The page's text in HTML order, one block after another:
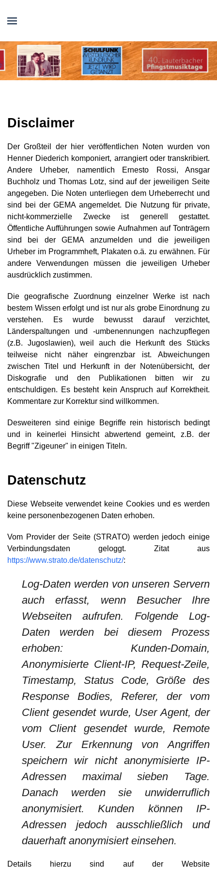
Disclaimer
Der Großteil der hier veröffentlichen Noten wurden von
Henner Diederich komponiert, arrangiert oder transkribiert.
Andere Urheber, namentlich Ernesto Rossi, Ansgar
Buchholz und Thomas Lotz, sind auf der jeweiligen Seite
angegeben. Die Noten unterliegen dem Urheberrecht und
sind bei der GEMA angemeldet. Die Nutzung für private,
nicht-kommerzielle Zwecke ist generell gestattet.
Öffentliche Aufführungen sowie Aufnahmen auf Tonträgern
sind bei der GEMA anzumelden und die jeweiligen
Urheber im Programmheft, Plakaten o.ä. zu erwähnen. Für
andere Verwendungen müssen die jeweiligen Urheber
ausdrücklich zustimmen.
Die geografische Zuordnung einzelner Werke ist nach
bestem Wissen erfolgt und ist nur als grobe Einordnung zu
verstehen. Es wurde bewusst darauf verzichtet,
Länderspaltungen und -umbenennungen nachzupflegen
(z.B. Jugoslawien), weil auch die Herkunft des Stücks
teilweise nicht näher eingrenzbar ist. Abweichungen
zwischen Titel und Herkunft in der Notenübersicht, der
Diskografie und den Publikationen bitten wir zu
entschuldigen. Es besteht kein Anspruch auf Korrektheit.
Kommentare zur Korrektur sind willkommen.
Desweiteren sind einige Begriffe rein historisch bedingt
und in keinerlei Hinsicht abwertend gemeint, z.B. der
Begriff "Zigeuner" in einigen Titeln.
Datenschutz
Diese Webseite verwendet keine Cookies und es werden
keine personenbezogenen Daten erhoben.
Vom Provider der Seite (STRATO) werden jedoch einige
Verbindungsdaten geloggt. Zitat aus
https://www.strato.de/datenschutz/:
Log-Daten werden von unseren Servern
auch erfasst, wenn Besucher Ihre
Webseiten aufrufen. Folgende Log-
Daten werden bei diesem Prozess
erhoben: Kunden-Domain,
Anonymisierte Client-IP, Request-Zeile,
Timestamp, Status Code, Größe des
Response Bodies, Referer, der vom
Client gesendet wurde, User Agent, der
vom Client gesendet wurde, Remote
User. Zur Erkennung von Angriffen
speichern wir nicht anonymisierte IP-
Adressen maximal sieben Tage.
Danach werden sie unwiderruflich
anonymisiert. Kunden können IP-
Adressen jedoch ausschließlich und
dauerhaft anonymisiert einsehen.
Details hierzu sind auf der Website